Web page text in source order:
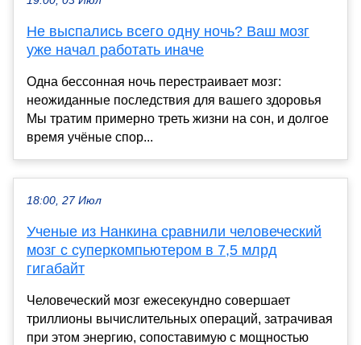
Не выспались всего одну ночь? Ваш мозг
уже начал работать иначе
Одна бессонная ночь перестраивает мозг:
неожиданные последствия для вашего здоровья
Мы тратим примерно треть жизни на сон, и долгое
время учёные спор...
18:00, 27 Июл
Ученые из Нанкина сравнили человеческий
мозг с суперкомпьютером в 7,5 млрд
гигабайт
Человеческий мозг ежесекундно совершает
триллионы вычислительных операций, затрачивая
при этом энергию, сопоставимую с мощностью